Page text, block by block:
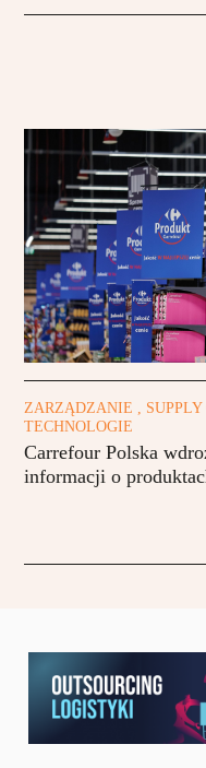
ZARZĄDZANIE ,
TECHNOLOGIE
Carrefour Polska
informacji o